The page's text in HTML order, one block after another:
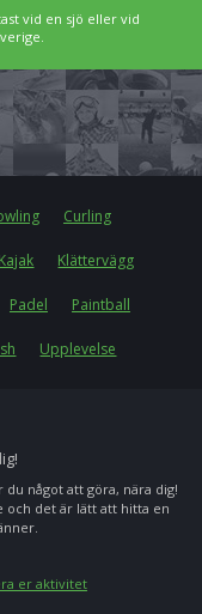
vid en sjö eller vid
Curling
Klättervägg
Padel Paintball
Upplevelse
något att göra, nära dig!
och det är lätt att hitta en
er aktivitet